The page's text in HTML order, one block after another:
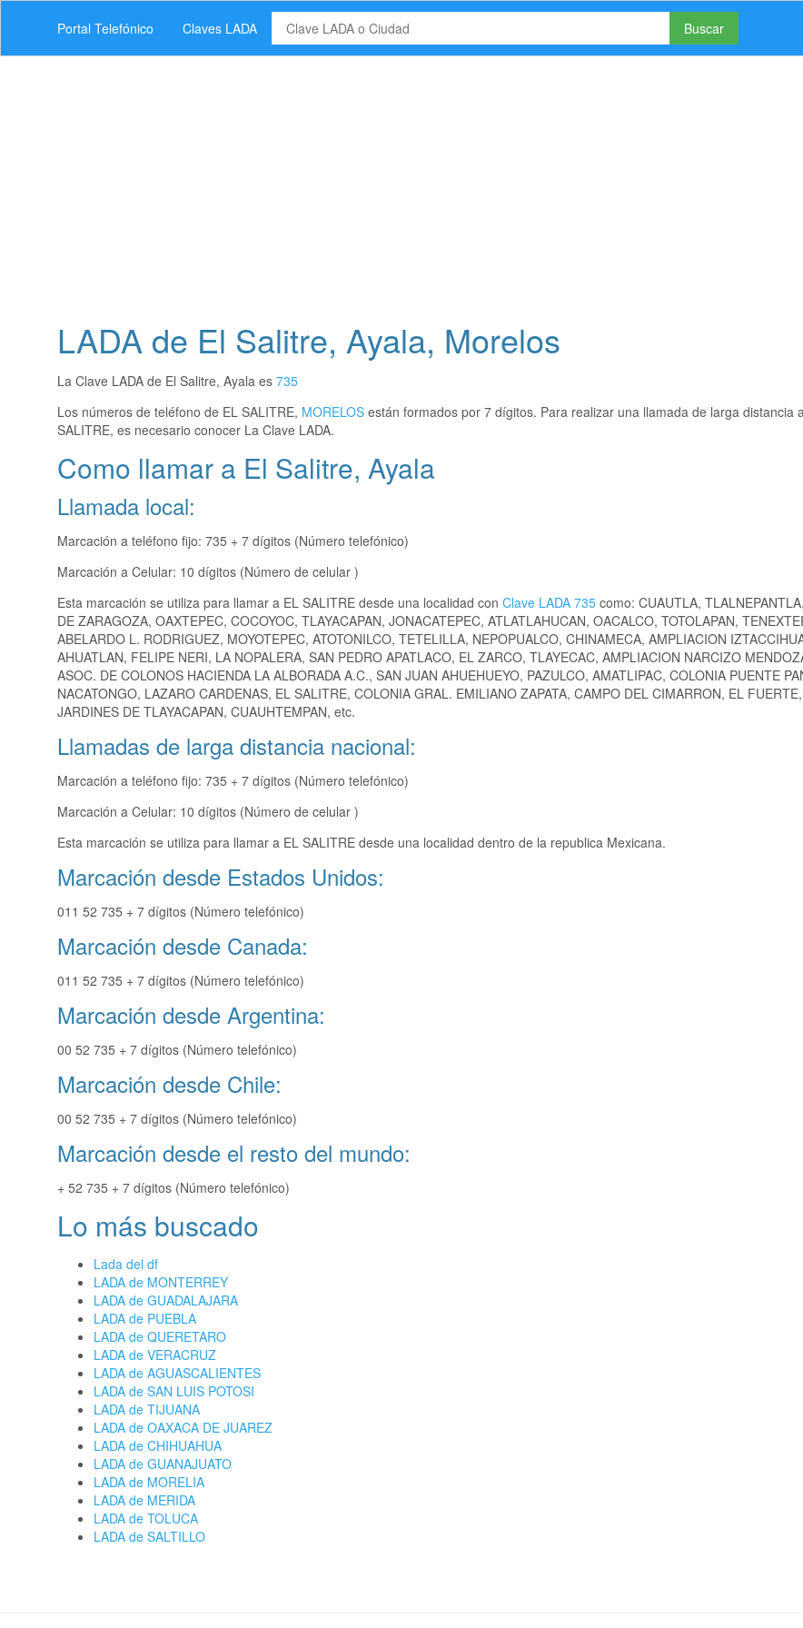
Portal Telefónico Claves LADA Buscar
LADA de El Salitre, Ayala, Morelos
La Clave LADA de El Salitre, Ayala es 735
Los números de teléfono de EL SALITRE, MORELOS están formados por 7 dígitos. Para realizar una llamada de larga distancia
SALITRE, es necesario conocer La Clave LADA.
Como llamar a El Salitre, Ayala
Llamada local:
Marcación a teléfono fijo: 735 + 7 dígitos (Número telefónico)
Marcación a Celular: 10 dígitos (Número de celular )
Esta marcación se utiliza para llamar a EL SALITRE desde una localidad con Clave LADA 735 como: CUAUTLA,
DE ZARAGOZA, OAXTEPEC, COCOYOC, TLAYACAPAN, JONACATEPEC, ATLATLAHUCAN, OACALCO, TOTOLAPAN,
ABELARDO L. RODRIGUEZ, MOYOTEPEC, ATOTONILCO, TETELILLA, NEPOPUALCO, CHINAMECA, AMPLIACION
AHUATLAN, FELIPE NERI, LA NOPALERA, SAN PEDRO APATLACO, EL ZARCO, TLAYECAC, AMPLIACION NARCIZO
ASOC. DE COLONOS HACIENDA LA ALBORADA A.C., SAN JUAN AHUEHUEYO, PAZULCO, AMATLIPAC, COLONIA PUENTE
NACATONGO, LAZARO CARDENAS, EL SALITRE, COLONIA GRAL. EMILIANO ZAPATA, CAMPO DEL CIMARRON, EL
JARDINES DE TLAYACAPAN, CUAUHTEMPAN, etc.
Llamadas de larga distancia nacional:
Marcación a teléfono fijo: 735 + 7 dígitos (Número telefónico)
Marcación a Celular: 10 dígitos (Número de celular )
Esta marcación se utiliza para llamar a EL SALITRE desde una localidad dentro de la republica Mexicana.
Marcación desde Estados Unidos:
011 52 735 + 7 dígitos (Número telefónico)
Marcación desde Canada:
011 52 735 + 7 dígitos (Número telefónico)
Marcación desde Argentina:
00 52 735 + 7 dígitos (Número telefónico)
Marcación desde Chile:
00 52 735 + 7 dígitos (Número telefónico)
Marcación desde el resto del mundo:
+ 52 735 + 7 dígitos (Número telefónico)
Lo más buscado
Lada del df
LADA de MONTERREY
LADA de GUADALAJARA
LADA de PUEBLA
LADA de QUERETARO
LADA de VERACRUZ
LADA de AGUASCALIENTES
LADA de SAN LUIS POTOSI
LADA de TIJUANA
LADA de OAXACA DE JUAREZ
LADA de CHIHUAHUA
LADA de GUANAJUATO
LADA de MORELIA
LADA de MERIDA
LADA de TOLUCA
LADA de SALTILLO